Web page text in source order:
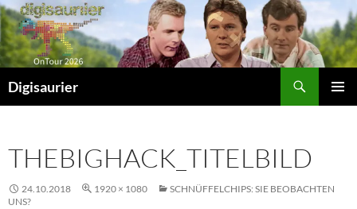
Zum
Inhalt
springen
Digisaurier
THEBIGHACK_TITELBILD
24.10.2018 1920 × 1080
SCHNÜFFELCHIPS: SIE BEOBACHTEN
UNS?